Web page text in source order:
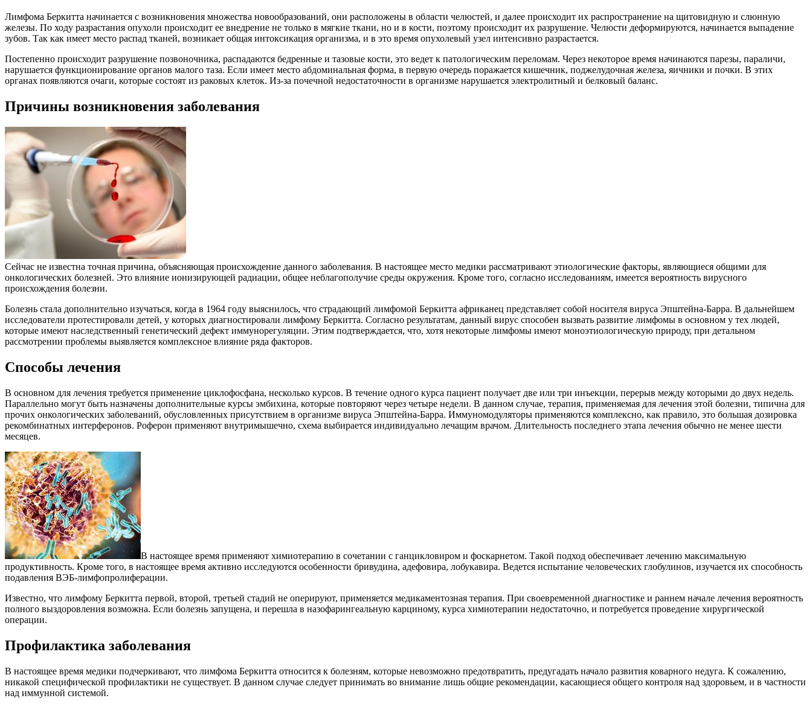
Лимфома Беркитта начинается с возникновения множества новообразований, они расположены в области челюстей, и далее происходит их распространение на щитовидную и слюнную
железы. По ходу разрастания опухоли происходит ее внедрение не только в мягкие ткани, но и в кости, поэтому происходит их разрушение. Челюсти деформируются, начинается выпадение
зубов. Так как имеет место распад тканей, возникает общая интоксикация организма, и в это время опухолевый узел интенсивно разрастается.
Постепенно происходит разрушение позвоночника, распадаются бедренные и тазовые кости, это ведет к патологическим переломам. Через некоторое время начинаются парезы, параличи,
нарушается функционирование органов малого таза. Если имеет место абдоминальная форма, в первую очередь поражается кишечник, поджелудочная железа, яичники и почки. В этих
органах появляются очаги, которые состоят из раковых клеток. Из-за почечной недостаточности в организме нарушается электролитный и белковый баланс.
Причины возникновения заболевания
Сейчас не известна точная причина, объясняющая происхождение данного заболевания. В настоящее место медики рассматривают этиологические факторы, являющиеся общими для
онкологических болезней. Это влияние ионизирующей радиации, общее неблагополучие среды окружения. Кроме того, согласно исследованиям, имеется вероятность вирусного
происхождения болезни.
Болезнь стала дополнительно изучаться, когда в 1964 году выяснилось, что страдающий лимфомой Беркитта африканец представляет собой носителя вируса Эпштейна-Барра. В дальнейшем
исследователи протестировали детей, у которых диагностировали лимфому Беркитта. Согласно результатам, данный вирус способен вызвать развитие лимфомы в основном у тех людей,
которые имеют наследственный генетический дефект иммунорегуляции. Этим подтверждается, что, хотя некоторые лимфомы имеют моноэтиологическую природу, при детальном
рассмотрении проблемы выявляется комплексное влияние ряда факторов.
Способы лечения
В основном для лечения требуется применение циклофосфана, несколько курсов. В течение одного курса пациент получает две или три инъекции, перерыв между которыми до двух недель.
Параллельно могут быть назначены дополнительные курсы эмбихина, которые повторяют через четыре недели. В данном случае, терапия, применяемая для лечения этой болезни, типична для
прочих онкологических заболеваний, обусловленных присутствием в организме вируса Эпштейна-Барра. Иммуномодуляторы применяются комплексно, как правило, это большая дозировка
рекомбинатных интерферонов. Роферон применяют внутримышечно, схема выбирается индивидуально лечащим врачом. Длительность последнего этапа лечения обычно не менее шести
месяцев.
В настоящее время применяют химиотерапию в сочетании с ганцикловиром и фоскарнетом. Такой подход обеспечивает лечению максимальную
продуктивность. Кроме того, в настоящее время активно исследуются особенности бривудина, адефовира, лобукавира. Ведется испытание человеческих глобулинов, изучается их способность
подавления ВЭБ-лимфопролиферации.
Известно, что лимфому Беркитта первой, второй, третьей стадий не оперируют, применяется медикаментозная терапия. При своевременной диагностике и раннем начале лечения вероятность
полного выздоровления возможна. Если болезнь запущена, и перешла в назофарингеальную карциному, курса химиотерапии недостаточно, и потребуется проведение хирургической
операции.
Профилактика заболевания
В настоящее время медики подчеркивают, что лимфома Беркитта относится к болезням, которые невозможно предотвратить, предугадать начало развития коварного недуга. К сожалению,
никакой специфической профилактики не существует. В данном случае следует принимать во внимание лишь общие рекомендации, касающиеся общего контроля над здоровьем, и в частности
над иммунной системой.